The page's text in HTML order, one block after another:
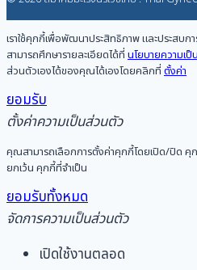
เราใช้คุกกี้เพื่อพัฒนาประสิทธิภาพ และประสบ
สามารถศึกษารายละเอียดได้ที่ นโยบายความเ
ส่วนตัวเองได้ของคุณได้เองโดยคลิกที่ ตั้งค่า
ยอมรับ
ตั้งค่าความเป็นส่วนตัว
คุณสามารถเลือกการตั้งค่าคุกกี้โดยเปิด/ปิด คุ
ยกเว้น คุกกี้ที่จำเป็น
ยอมรับทั้งหมด
จัดการความเป็นส่วนตัว
เปิดใช้งานตลอด